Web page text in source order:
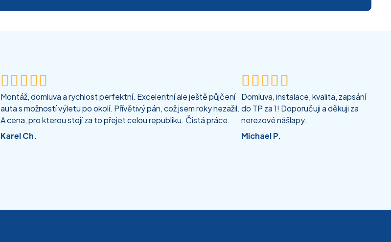

Montáž, domluva a rychlost perfektní. Excelentní ale ještě půjčení
auta s možností výletu po okolí. Přívětivý pán, což jsem roky nezažil.
A cena, pro kterou stojí za to přejet celou republiku. Čistá práce.
Karel Ch.

Domluva, instalace, kvalita, zapsání
do TP za 1! Doporučuji a děkuji za
nerezové nášlapy.
Michael P.